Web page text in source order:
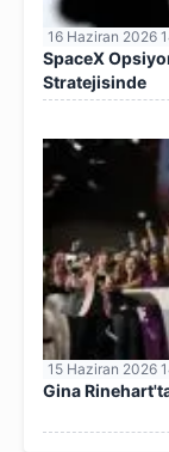
16 Haziran 2026
SpaceX
Stratejisinde
15 Haziran 2026
Gina